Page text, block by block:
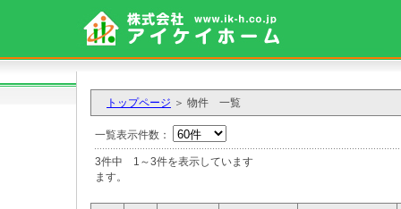
トップページ ＞ 物件 一覧
一覧表示件数：
3件中 1～3件を表示しています ※「賃
ます。